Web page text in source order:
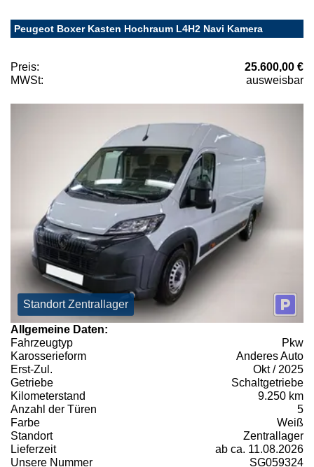
Peugeot Boxer Kasten Hochraum L4H2 Navi Kamera
Preis:
25.600,00 €
MWSt:
ausweisbar
Standort Zentrallager
Allgemeine Daten:
Fahrzeugtyp
Pkw
Karosserieform
Anderes Auto
Erst-Zul.
Okt / 2025
Getriebe
Schaltgetriebe
Kilometerstand
9.250 km
Anzahl der Türen
5
Farbe
Weiß
Standort
Zentrallager
Lieferzeit
ab ca. 11.08.2026
Unsere Nummer
SG059324